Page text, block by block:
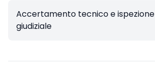
Accertamento tecnico e ispezione
giudiziale